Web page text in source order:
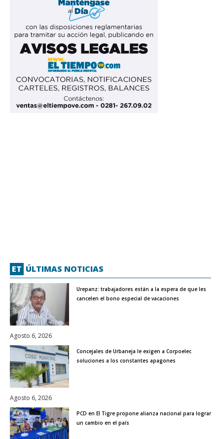
ET ÚLTIMAS NOTICIAS
Urepanz: trabajadores están a la espera de que les
cancelen el bono especial de vacaciones
Agosto 6, 2026
Concejales de Urbaneja le exigen a Corpoelec
soluciones a los constantes apagones
Agosto 6, 2026
PCD en El Tigre propone alianza nacional para lograr
un cambio en el país